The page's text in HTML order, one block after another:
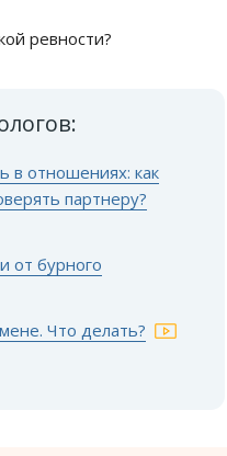
ревности?
в отношениях: как
партнеру?
от бурного
Что делать?